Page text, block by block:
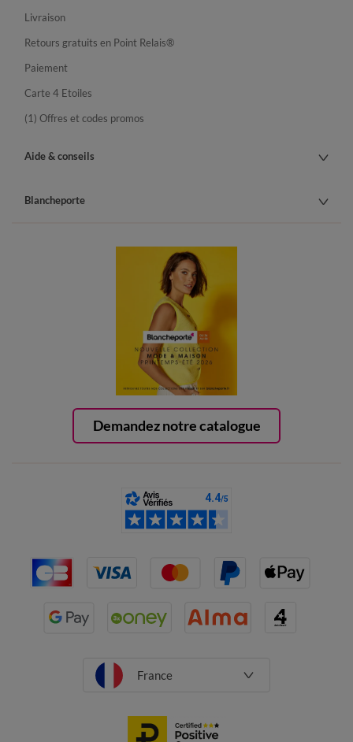
Demandez notre catalogue
Livraison
Retours gratuits en Point Relais®
Paiement
Carte 4 Etoiles
(1) Offres et codes promos
Aide & conseils
Blancheporte
France